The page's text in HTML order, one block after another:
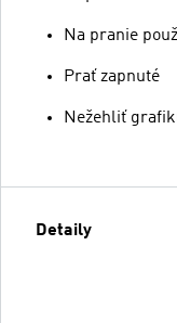
Na pranie
Prať zapnuté
Nežehliť
Detaily